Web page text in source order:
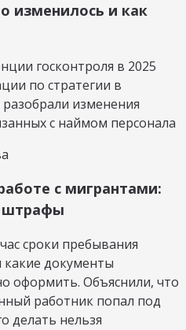
изменилось и как
госконтроля в 2025
по стратегии в
изменения
с наймом персонала
с мигрантами:
штрафы
сроки пребывания
какие документы
оформить. Объяснили, что
работник попал под
делать нельзя